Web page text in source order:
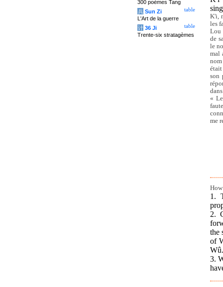
K'i,
les
Lou
de
le
mal
nom
était
son
«
me
1.
2.
the
of
3.
300 poèmes Tang
table
兵 Sun Zi
L'Art de la guerre
table
计 36 Ji
Trente-six stratagèmes